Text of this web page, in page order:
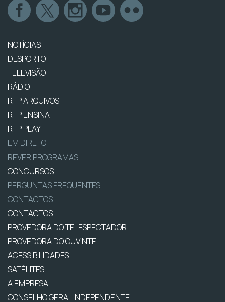
NOTÍCIAS
DESPORTO
TELEVISÃO
RÁDIO
RTP ARQUIVOS
RTP ENSINA
RTP PLAY
EM DIRETO
REVER PROGRAMAS
CONCURSOS
PERGUNTAS FREQUENTES
CONTACTOS
CONTACTOS
PROVEDORA DO TELESPECTADOR
PROVEDORA DO OUVINTE
ACESSIBILIDADES
SATÉLITES
A EMPRESA
CONSELHO GERAL INDEPENDENTE